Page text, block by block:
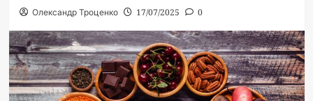
Олександр Троценко 17/07/2025 0